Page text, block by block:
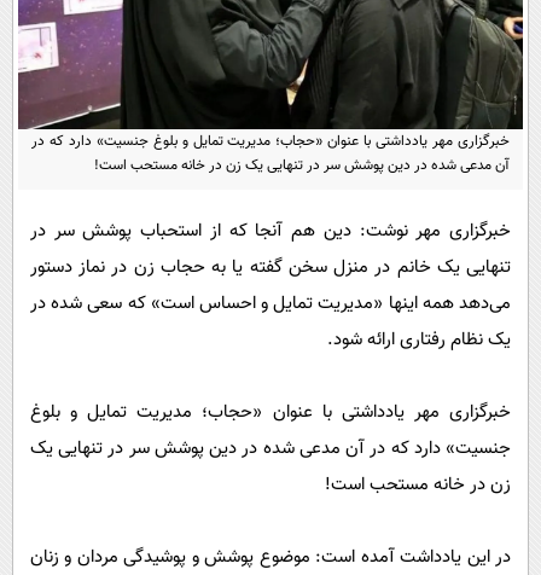
سفر و تفریح
علمی
اخبار کریپتو
گوناگون
سرگرمی
باشگاه مغز
مجله تصویری سلاح
فیلم
ورزش
سرگرمی
فناوری
گوناگون
محیط زیست
سلامت
عصر ایران 2
خواندنی ها و دیدنی ها
پیامک
روانشناسی
آشپزی
آموزش زبان
خبرگزاری مهر یادداشتی با عنوان «حجاب؛ مدیریت تمایل و بلوغ جنسیت» دارد که در
آن مدعی شده در دین پوشش سر در تنهایی یک زن در خانه مستحب است!
خبرگزاری مهر نوشت: دین هم آنجا که از استحباب پوشش سر در
تنهایی یک خانم در منزل سخن گفته یا به حجاب زن در نماز دستور
می‌دهد همه اینها «مدیریت تمایل و احساس است» که سعی شده در
یک نظام رفتاری ارائه شود.
خبرگزاری مهر یادداشتی با عنوان «حجاب؛ مدیریت تمایل و بلوغ
جنسیت» دارد که در آن مدعی شده در دین پوشش سر در تنهایی یک
زن در خانه مستحب است!
در این یادداشت آمده است: موضوع پوشش و پوشیدگی مردان و زنان